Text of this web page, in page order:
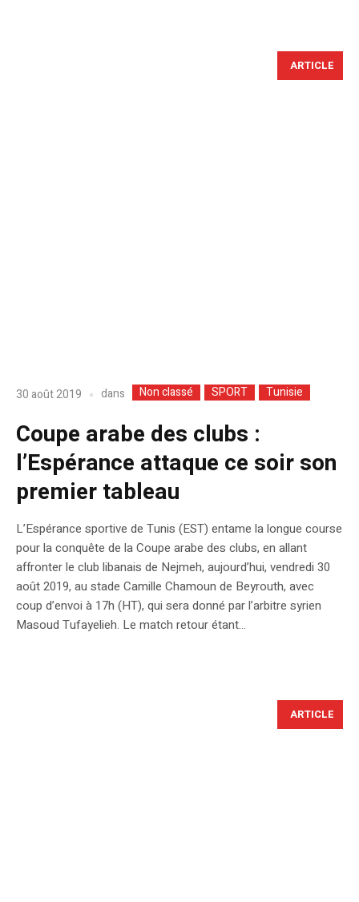
ARTICLE
30 août 2019 dans Non classé SPORT Tunisie
Coupe arabe des clubs :
l’Espérance attaque ce soir son
premier tableau
L’Espérance sportive de Tunis (EST) entame la longue course
pour la conquête de la Coupe arabe des clubs, en allant
affronter le club libanais de Nejmeh, aujourd’hui, vendredi 30
août 2019, au stade Camille Chamoun de Beyrouth, avec
coup d’envoi à 17h (HT), qui sera donné par l’arbitre syrien
Masoud Tufayelieh. Le match retour étant...
ARTICLE